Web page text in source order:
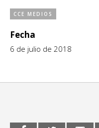
CCE en el interior/libros
Espacio itinerante
Exposiciones
Formación
Infantil y Juvenil
Medio Ambiente
CCE MEDIOS
Fecha
6 de julio de 2018